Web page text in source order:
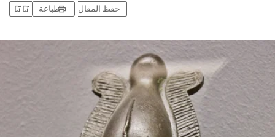
bookmark_addbookmark_added حفظ المقال printطباعة